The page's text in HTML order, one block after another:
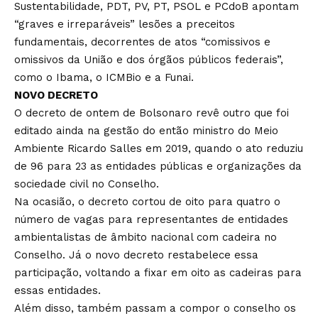
Sustentabilidade, PDT, PV, PT, PSOL e PCdoB apontam
“graves e irreparáveis” lesões a preceitos
fundamentais, decorrentes de atos “comissivos e
omissivos da União e dos órgãos públicos federais”,
como o Ibama, o ICMBio e a Funai.
NOVO DECRETO
O decreto de ontem de Bolsonaro revê outro que foi
editado ainda na gestão do então ministro do Meio
Ambiente Ricardo Salles em 2019, quando o ato reduziu
de 96 para 23 as entidades públicas e organizações da
sociedade civil no Conselho.
Na ocasião, o decreto cortou de oito para quatro o
número de vagas para representantes de entidades
ambientalistas de âmbito nacional com cadeira no
Conselho. Já o novo decreto restabelece essa
participação, voltando a fixar em oito as cadeiras para
essas entidades.
Além disso, também passam a compor o conselho os